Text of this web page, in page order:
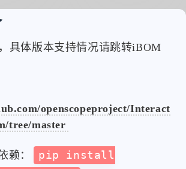
具体版本支持情况请跳转iBOM
openscopeproject/Interact
tree/master
赖：
pip install